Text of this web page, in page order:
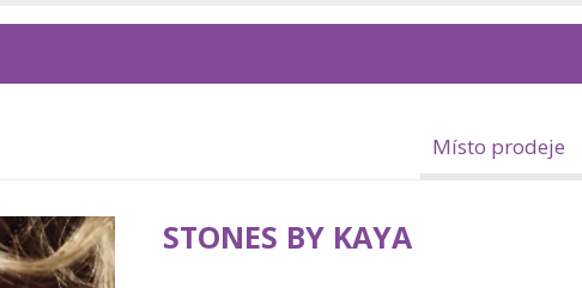
Místo prodeje
STONES BY KAYA